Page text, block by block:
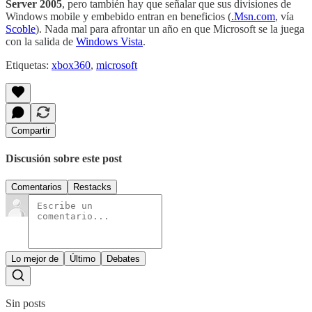
Server 2005, pero también hay que señalar que sus divisiones de
Windows mobile y embebido entran en beneficios (.Msn.com, vía
Scoble). Nada mal para afrontar un año en que Microsoft se la juega
con la salida de Windows Vista.
Etiquetas: xbox360, microsoft
Compartir
Discusión sobre este post
Comentarios Restacks
Lo mejor de Último Debates
Sin posts